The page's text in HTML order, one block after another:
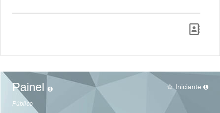
Painel
Público
star_border Iniciante